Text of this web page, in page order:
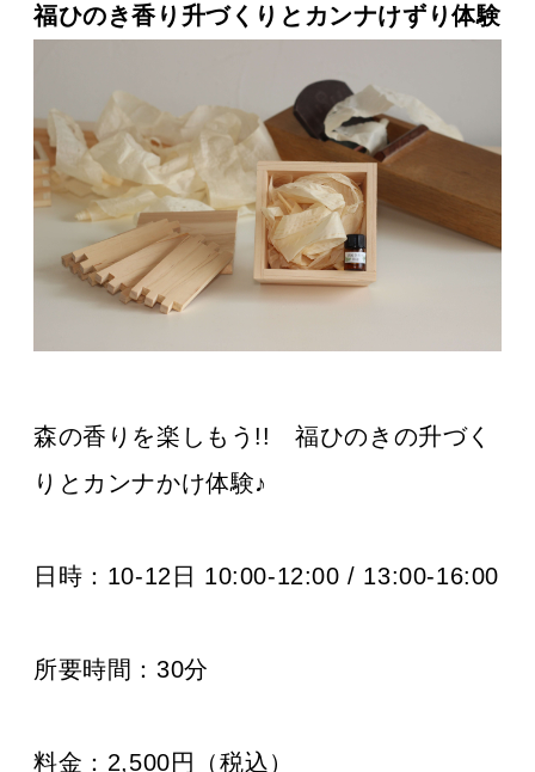
福ひのき香り升づくりとカンナけずり体験
森の香りを楽しもう!! 福ひのきの升づく
りとカンナかけ体験♪
日時： 10-12日 10:00-12:00 / 13:00-16:00
所要時間：30分
料金：2,500円（税込）